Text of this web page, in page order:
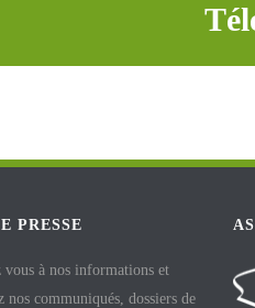
PRESSE
vous à nos informations et
nos communiqués, dossiers de